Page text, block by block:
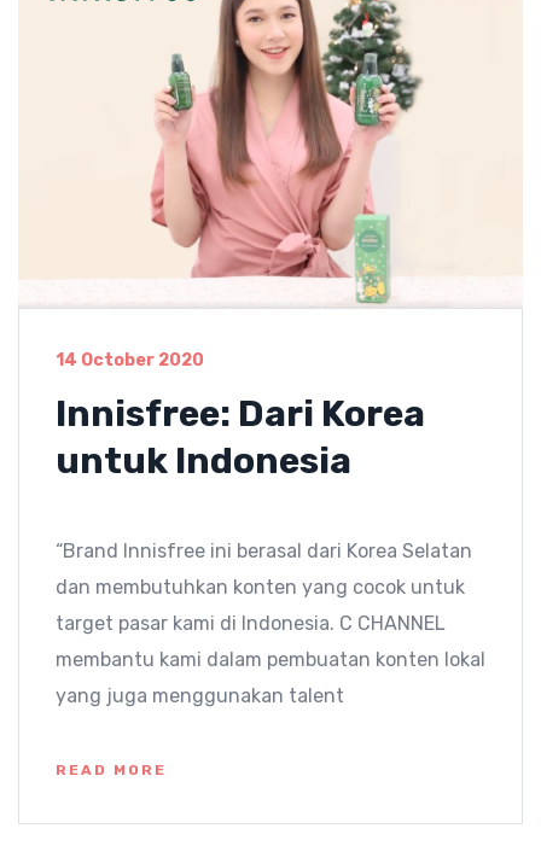
14 October 2020
Innisfree: Dari Korea
untuk Indonesia
“Brand Innisfree ini berasal dari Korea Selatan
dan membutuhkan konten yang cocok untuk
target pasar kami di Indonesia. C CHANNEL
membantu kami dalam pembuatan konten lokal
yang juga menggunakan talent
READ MORE